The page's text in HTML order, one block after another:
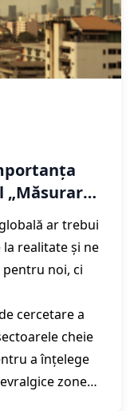
căPUTEM
de ar trebui
realitate și ne
noi, ci
cercetare a
cheie
a înțelege
zone